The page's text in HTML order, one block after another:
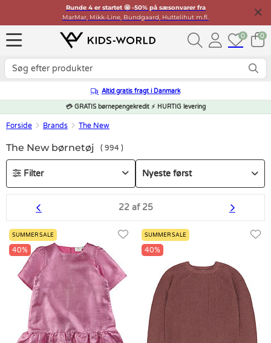
Runde 4 er startet 🤩 -50% på sæsonvarer fra
MarMar, Mikk-Line, Bundgaard, Huttelihut m.fl.
0 0
Altid gratis fragt i Danmark
💳 GRATIS børnepengekredit ⚡ HURTIG levering
Forside Brands The New
The New børnetøj 994
Filter
22 af 25
SUMMER SALE
40%
SUMMER SALE
40%